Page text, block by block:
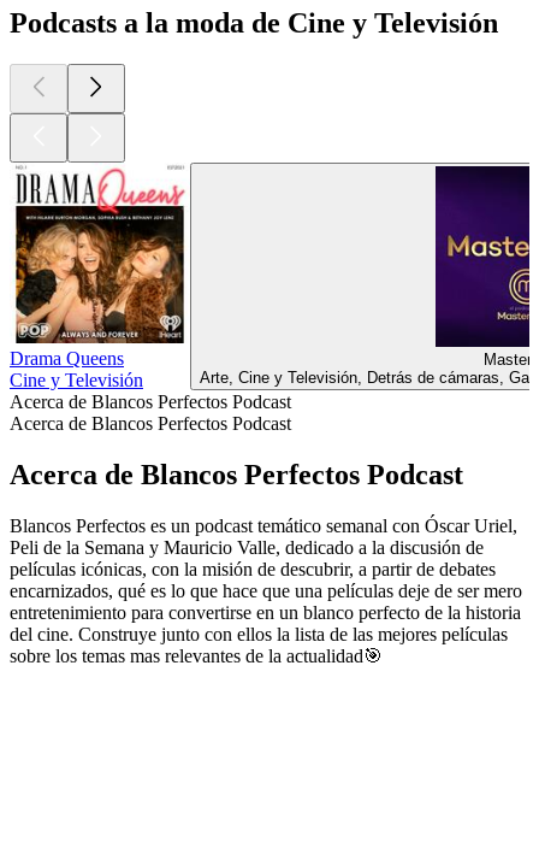
Podcasts a la moda de Cine y Televisión
Drama Queens
Cine y Televisión
Arte, Cine y Televisión, Detrás de cámaras,
Acerca de Blancos Perfectos Podcast
Acerca de Blancos Perfectos Podcast
Acerca de Blancos Perfectos Podcast
Blancos Perfectos es un podcast temático semanal con Óscar Uriel,
Peli de la Semana y Mauricio Valle, dedicado a la discusión de
películas icónicas, con la misión de descubrir, a partir de debates
encarnizados, qué es lo que hace que una películas deje de ser mero
entretenimiento para convertirse en un blanco perfecto de la historia
del cine. Construye junto con ellos la lista de las mejores películas
sobre los temas mas relevantes de la actualidad🎯